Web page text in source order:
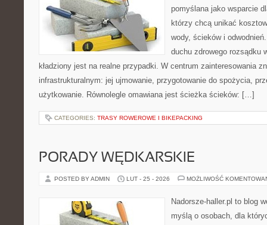
pomyślana jako wsparcie
którzy chcą unikać
wody, ścieków i
duchu zdrowego rozsądku
kładziony jest na realne przypadki. W centrum zainteresowania
infrastrukturalnym: jej ujmowanie, przygotowanie do spożycia,
użytkowanie. Równolegle omawiana jest ścieżka ścieków: […]
CATEGORIES: TRASY ROWEROWE I BIKEPACKING
PORADY WĘDKARSKIE
POSTED BY ADMIN LUT - 25 - 2026 MOŻLIWOŚĆ
Nadorsze-haller.pl to blog
myślą o osobach, dla